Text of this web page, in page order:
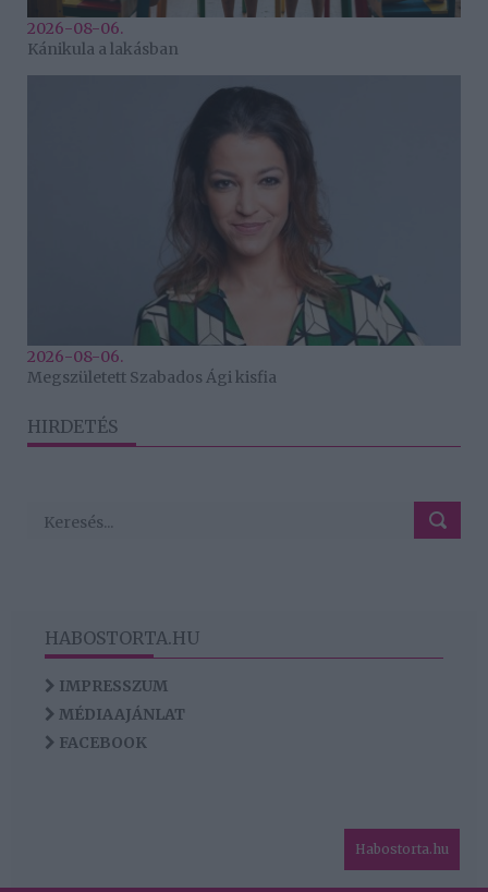
2026-08-06.
Kánikula a lakásban
2026-08-06.
Megszületett Szabados Ági kisfia
HIRDETÉS
HABOSTORTA.HU
IMPRESSZUM
MÉDIAAJÁNLAT
FACEBOOK
Habostorta.hu